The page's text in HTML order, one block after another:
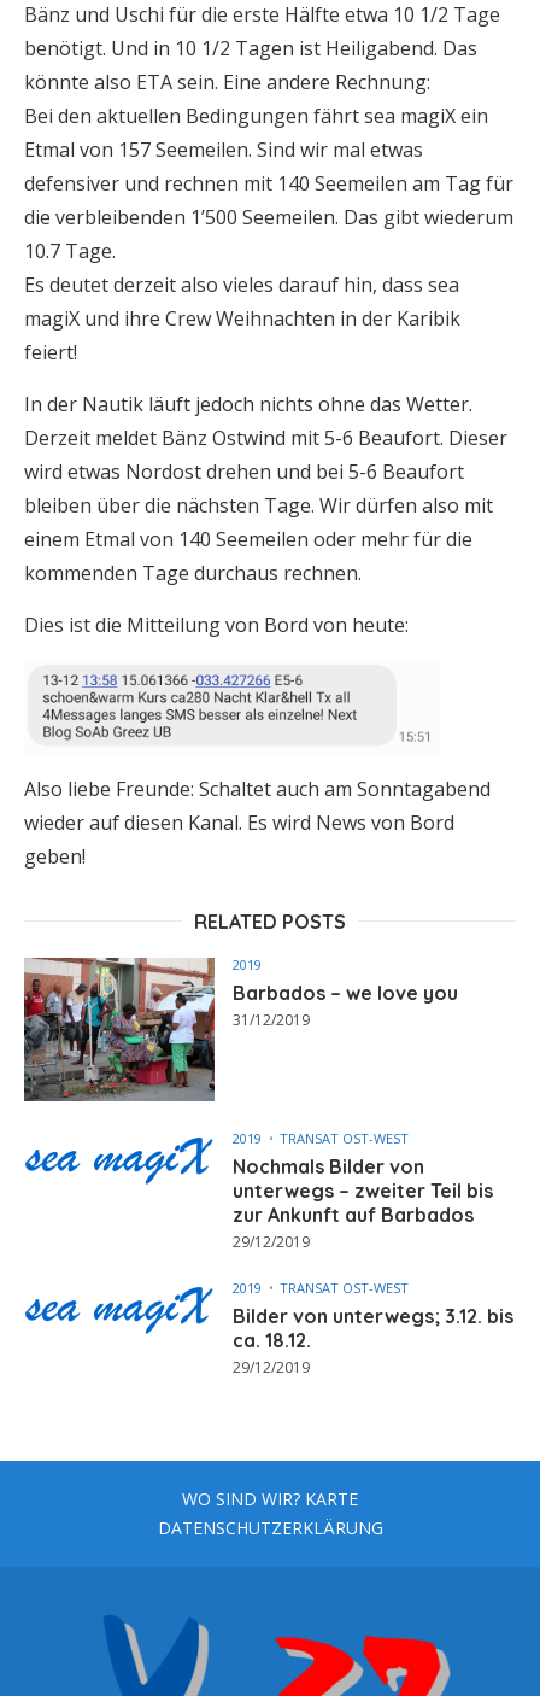
Bänz und Uschi für die erste Hälfte etwa 10 1/2 Tage
benötigt. Und in 10 1/2 Tagen ist Heiligabend. Das
könnte also ETA sein. Eine andere Rechnung:
Bei den aktuellen Bedingungen fährt sea magiX ein
Etmal von 157 Seemeilen. Sind wir mal etwas
defensiver und rechnen mit 140 Seemeilen am Tag für
die verbleibenden 1’500 Seemeilen. Das gibt wiederum
10.7 Tage.
Es deutet derzeit also vieles darauf hin, dass sea
magiX und ihre Crew Weihnachten in der Karibik
feiert!
In der Nautik läuft jedoch nichts ohne das Wetter.
Derzeit meldet Bänz Ostwind mit 5-6 Beaufort. Dieser
wird etwas Nordost drehen und bei 5-6 Beaufort
bleiben über die nächsten Tage. Wir dürfen also mit
einem Etmal von 140 Seemeilen oder mehr für die
kommenden Tage durchaus rechnen.
Dies ist die Mitteilung von Bord von heute:
Also liebe Freunde: Schaltet auch am Sonntagabend
wieder auf diesen Kanal. Es wird News von Bord
geben!
RELATED POSTS
2019
Barbados – we love you
31/12/2019
2019 TRANSAT OST-WEST
Nochmals Bilder von
unterwegs – zweiter Teil bis
zur Ankunft auf Barbados
29/12/2019
2019 TRANSAT OST-WEST
Bilder von unterwegs; 3.12. bis
ca. 18.12.
29/12/2019
WO SIND WIR? KARTE
DATENSCHUTZERKLÄRUNG